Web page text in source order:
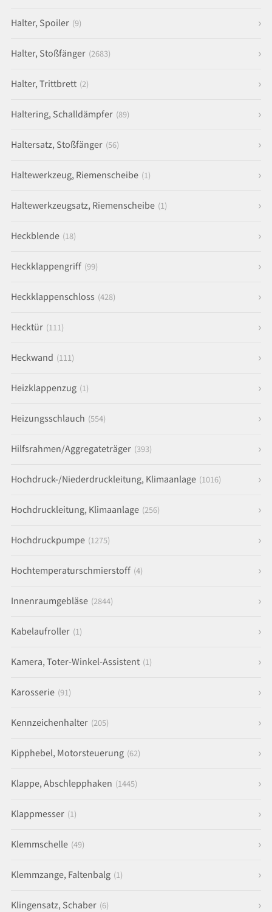
Halter, Spoiler (9)
Halter, Stoßfänger (2683)
Halter, Trittbrett (2)
Haltering, Schalldämpfer (89)
Haltersatz, Stoßfänger (56)
Haltewerkzeug, Riemenscheibe (1)
Haltewerkzeugsatz, Riemenscheibe (1)
Heckblende (18)
Heckklappengriff (99)
Heckklappenschloss (428)
Hecktür (111)
Heckwand (111)
Heizklappenzug (1)
Heizungsschlauch (554)
Hilfsrahmen/Aggregateträger (393)
Hochdruck-/Niederdruckleitung, Klimaanlage (1016)
Hochdruckleitung, Klimaanlage (256)
Hochdruckpumpe (1275)
Hochtemperaturschmierstoff (4)
Innenraumgebläse (2844)
Kabelaufroller (1)
Kamera, Toter-Winkel-Assistent (1)
Karosserie (91)
Kennzeichenhalter (205)
Kipphebel, Motorsteuerung (62)
Klappe, Abschlepphaken (1445)
Klappmesser (1)
Klemmschelle (49)
Klemmzange, Faltenbalg (1)
Klingensatz, Schaber (6)